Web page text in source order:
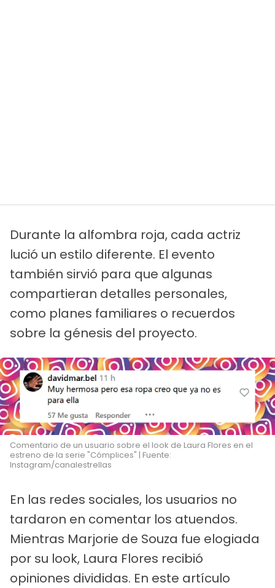
Durante la alfombra roja, cada actriz
lució un estilo diferente. El evento
también sirvió para que algunas
compartieran detalles personales,
como planes familiares o recuerdos
sobre la génesis del proyecto.
Comentario de un usuario sobre el look de Laura Flores en el
estreno de la serie "Cómplices" | Fuente:
Instagram/canalestrellas
En las redes sociales, los usuarios no
tardaron en comentar los atuendos.
Mientras Marjorie de Souza fue elogiada
por su look, Laura Flores recibió
opiniones divididas. En este artículo